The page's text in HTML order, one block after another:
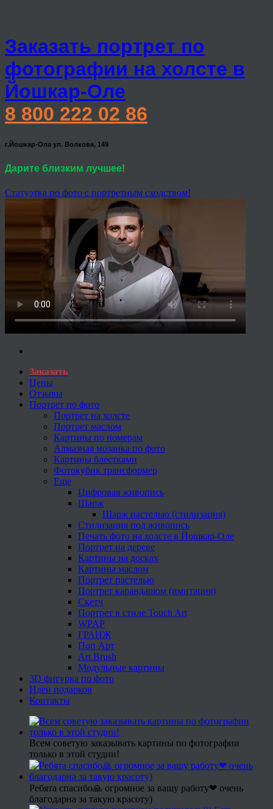
Заказать портрет по
фотографии на холсте в
Йошкар-Оле
8 800 222 02 86
г.Йошкар-Ола ул. Волкова, 149
Дарите близким лучшее!
Статуэтка по фото с портретным сходством!
Заказать
Цены
Отзывы
Портрет по фото
Портрет на холсте
Портрет маслом
Картины по номерам
Алмазная мозаика по фото
Картины блестками
Фотокубик трансформер
Еще
Цифровая живопись
Шарж
Шарж пастелью (стилизация)
Стилизация под живопись
Печать фото на холсте в Йошкар-Оле
Портрет на дереве
Картины на досках
Картины маслом
Портрет пастелью
Портрет карандашом (имитация)
Скетч
Портрет в стиле Touch Art
WPAP
ГРАНЖ
Поп Арт
Art Brush
Модульные картины
3D фигурка по фото
Идеи подарков
Контакты
Всем советую заказывать картины по фотографии
только в этой студии!
Ребята спасибо🙏 огромное за вашу работу❤ очень
благодарна за такую красоту)